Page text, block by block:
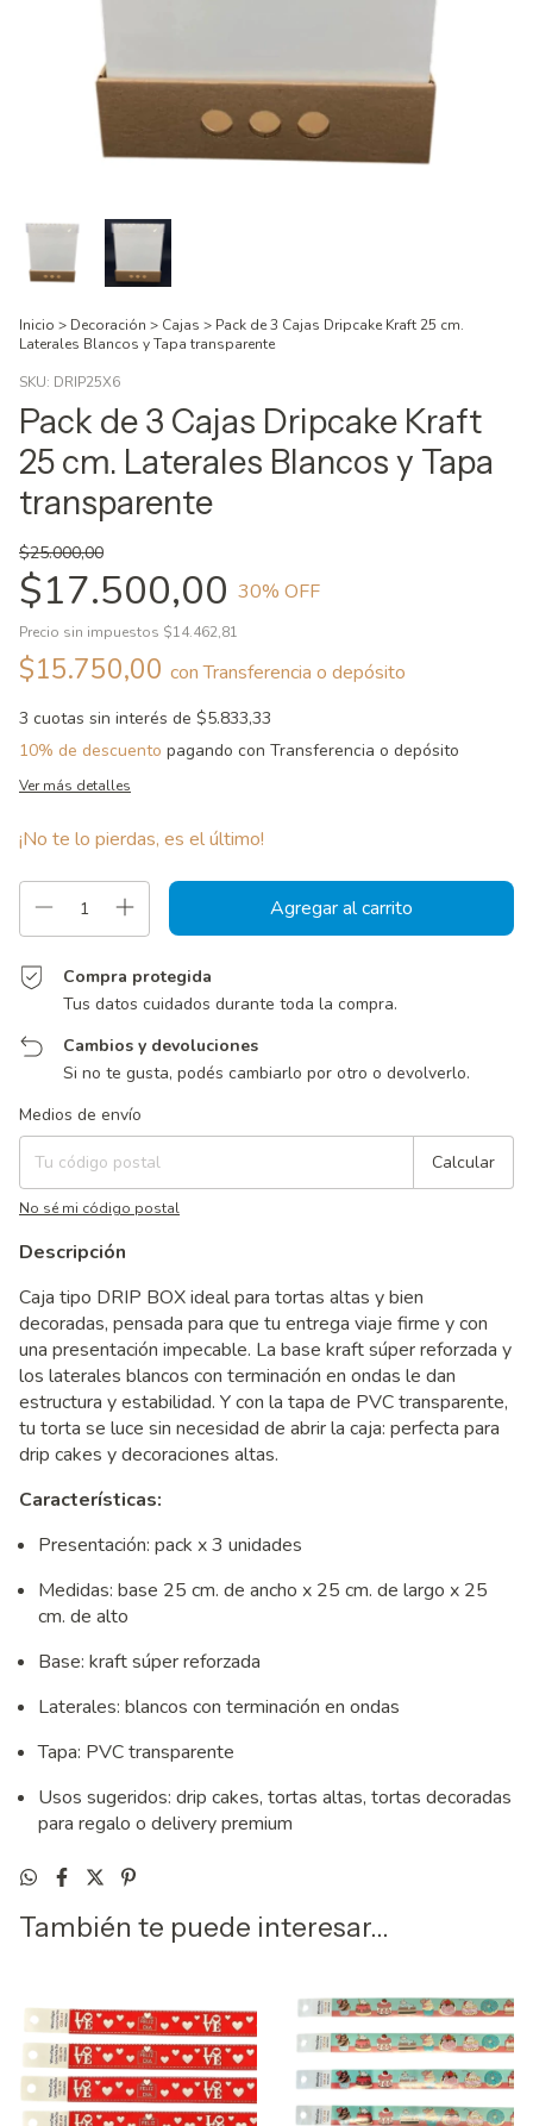
Inicio > Decoración > Cajas > Pack de 3 Cajas Dripcake Kraft 25 cm.
Laterales Blancos y Tapa transparente
SKU: DRIP25X6
Pack de 3 Cajas Dripcake Kraft
25 cm. Laterales Blancos y Tapa
transparente
$25.000,00
$17.500,00 30% OFF
Precio sin impuestos $14.462,81
$15.750,00 con Transferencia o depósito
3 cuotas sin interés de $5.833,33
10% de descuento pagando con Transferencia o depósito
Ver más detalles
¡No te lo pierdas, es el último!
Compra protegida
Tus datos cuidados durante toda la compra.
Cambios y devoluciones
Si no te gusta, podés cambiarlo por otro o devolverlo.
Entregas para el CP:
Medios de envío
Calcular
No sé mi código postal
Descripción
Caja tipo DRIP BOX ideal para tortas altas y bien
decoradas, pensada para que tu entrega viaje firme y con
una presentación impecable. La base kraft súper reforzada y
los laterales blancos con terminación en ondas le dan
estructura y estabilidad. Y con la tapa de PVC transparente,
tu torta se luce sin necesidad de abrir la caja: perfecta para
drip cakes y decoraciones altas.
Características:
Presentación: pack x 3 unidades
Medidas: base 25 cm. de ancho x 25 cm. de largo x 25
cm. de alto
Base: kraft súper reforzada
Laterales: blancos con terminación en ondas
Tapa: PVC transparente
Usos sugeridos: drip cakes, tortas altas, tortas decoradas
para regalo o delivery premium
También te puede interesar...